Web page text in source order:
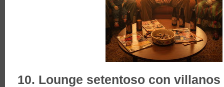
10. Lounge setentoso con villanos